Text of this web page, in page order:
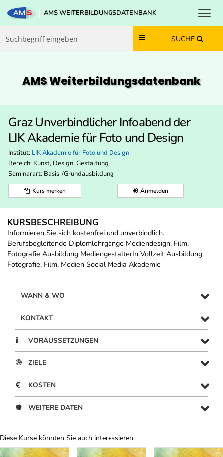
Zum Inhalt springen
Zum Navmenü springen
Zur Suche springen
Zur Footer springen
AMS WEITERBILDUNGSDATENBANK
SUCHE
AMS Weiterbildungs­datenbank
Graz Unverbindlicher Infoabend der
LIK Akademie für Foto und Design
Institut: LIK Akademie für Foto und Design
Bereich: Kunst, Design, Gestaltung
Seminarart: Basis-/Grundausbildung
Kurs merken Anmelden
KURSBESCHREIBUNG
Informieren Sie sich kostenfrei und unverbindlich.
Berufsbegleitende Diplomlehrgänge Mediendesign, Film,
Fotografie Ausbildung MediengestalterIn Vollzeit Ausbildung
Fotografie, Film, Medien Social Media Akademie
WANN & WO
KONTAKT
VORAUSSETZUNGEN
ZIELE
KOSTEN
WEITERE DATEN
Diese Kurse könnten Sie auch interessieren ...
Uber Weiterbildungsvorschläge